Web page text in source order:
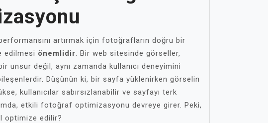
artırmak için fotoğrafların doğru bir
edilmesi önemlidir. Bir web sitesinde görseller,
unsur değil, aynı zamanda kullanıcı deneyimini
Düşünün ki, bir sayfa yüklenirken görselin
kullanıcılar sabırsızlanabilir ve sayfayı terk
etkili fotoğraf optimizasyonu devreye girer. Peki,
optimize edilir?